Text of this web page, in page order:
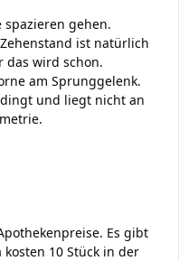
spazieren gehen.
ist natürlich
das wird schon.
am Sprunggelenk.
und liegt nicht an
Es gibt
kosten 10 Stück in der